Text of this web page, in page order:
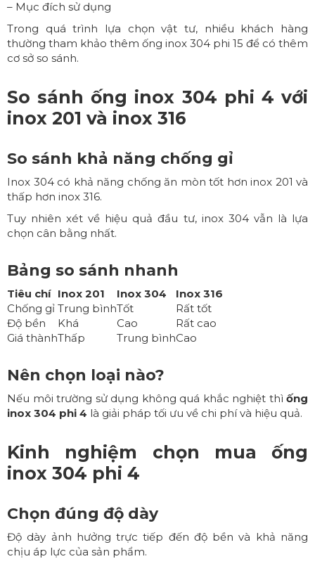
– Mục đích sử dụng
Trong quá trình lựa chọn vật tư, nhiều khách hàng
thường tham khảo thêm ống inox 304 phi 15 để có thêm
cơ sở so sánh.
So sánh ống inox 304 phi 4 với
inox 201 và inox 316
So sánh khả năng chống gỉ
Inox 304 có khả năng chống ăn mòn tốt hơn inox 201 và
thấp hơn inox 316.
Tuy nhiên xét về hiệu quả đầu tư, inox 304 vẫn là lựa
chọn cân bằng nhất.
Bảng so sánh nhanh
Tiêu chí Inox 201 Inox 304
Inox 316
Chống gỉ Trung bìnhTốt
Rất tốt
Độ bền
Khá Cao
Rất cao
Giá thànhThấp Trung bìnhCao
Nên chọn loại nào?
Nếu môi trường sử dụng không quá khắc nghiệt thì ống
inox 304 phi 4 là giải pháp tối ưu về chi phí và hiệu quả.
Kinh nghiệm chọn mua ống
inox 304 phi 4
Chọn đúng độ dày
Độ dày ảnh hưởng trực tiếp đến độ bền và khả năng
chịu áp lực của sản phẩm.